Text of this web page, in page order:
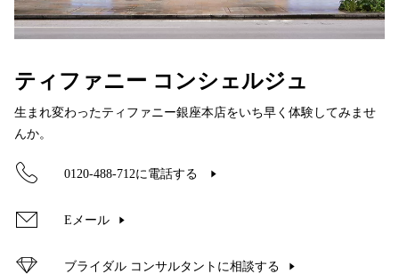
ティファニー コンシェルジュ
生まれ変わったティファニー銀座本店をいち早く体験してみませ
んか。
0120-488-712に電話する
Eメール
ブライダル コンサルタントに相談する